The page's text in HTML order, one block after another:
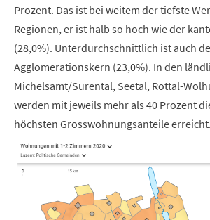
Prozent. Das ist bei weitem der tiefste
Regionen, er ist halb so hoch wie der
(28,0%). Unterdurchschnittlich ist auch
Agglomerationskern (23,0%). In den
Michelsamt/Surental, Seetal, Rottal-
werden mit jeweils mehr als 40 Prozent
höchsten Grosswohnungsanteile erreicht.